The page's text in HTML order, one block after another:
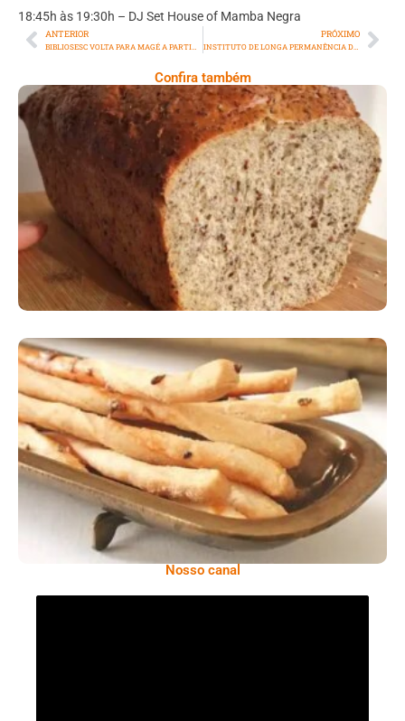
18:45h às 19:30h – DJ Set House of Mamba Negra
ANTERIOR
BIBLIOSESC VOLTA PARA MAGÉ A PARTIR DE 17/6
PRÓXIMO
INSTITUTO DE LONGA PERMANÊNCIA DE IDOSOS PROMOVE JUNHO VIOLETA
Confira também
Comer Bem: Pão Low Carb
Comer Bem: Palitinhos De Cebola E Salsa
Nosso canal